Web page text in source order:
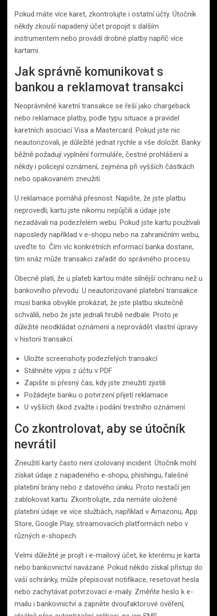
Pokud máte více karet, zkontrolujte i ostatní účty. Útočník
někdy zkouší napadený účet propojit s dalším
instrumentem nebo provádí drobné platby napříč více
kartami.
Jak správně komunikovat s
bankou a reklamovat transakci
Neoprávněné karetní transakce se řeší jako chargeback
nebo reklamace platby, podle typu situace a pravidel
karetních asociací Visa a Mastercard. Pokud jste nic
neautorizovali, je důležité jednat rychle a vše doložit. Banky
běžně požadují vyplnění formuláře, čestné prohlášení a
někdy i policejní oznámení, zejména při vyšších částkách
nebo opakovaném zneužití.
U reklamace pomáhá přesnost. Napište, že jste platbu
neprovedli, kartu jste nikomu nepůjčili a údaje jste
nezadávali na podezřelém webu. Pokud jste kartu používali
naposledy například v e-shopu nebo na zahraničním webu,
uveďte to. Čím víc konkrétních informací banka dostane,
tím snáz může transakci zařadit do správného procesu.
Obecně platí, že u plateb kartou máte silnější ochranu než u
bankovního převodu. U neautorizované platební transakce
musí banka obvykle prokázat, že jste platbu skutečně
schválili, nebo že jste jednali hrubě nedbale. Proto je
důležité neodkládat oznámení a neprovádět vlastní úpravy
v historii transakcí.
Uložte screenshoty podezřelých transakcí
Stáhněte výpis z účtu v PDF
Zapište si přesný čas, kdy jste zneužití zjistili
Požádejte banku o potvrzení přijetí reklamace
U vyšších škod zvažte i podání trestního oznámení
Co zkontrolovat, aby se útočník
nevrátil
Zneužití karty často není izolovaný incident. Útočník mohl
získat údaje z napadeného e-shopu, phishingu, falešné
platební brány nebo z datového úniku. Proto nestačí jen
zablokovat kartu. Zkontrolujte, zda nemáte uložené
platební údaje ve více službách, například v Amazonu, App
Store, Google Play, streamovacích platformách nebo v
různých e-shopech.
Velmi důležité je projít i e-mailový účet, ke kterému je karta
nebo bankovnictví navázané. Pokud někdo získal přístup do
vaší schránky, může přepisovat notifikace, resetovat hesla
nebo zachytávat potvrzovací e-maily. Změňte heslo k e-
mailu i bankovnictví a zapněte dvoufaktorové ověření,